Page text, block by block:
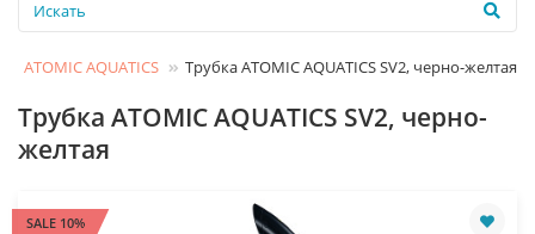
ATOMIC AQUATICS Трубка ATOMIC AQUATICS SV2, черно-желтая
Трубка ATOMIC AQUATICS SV2, черно-
желтая
SALE 10%